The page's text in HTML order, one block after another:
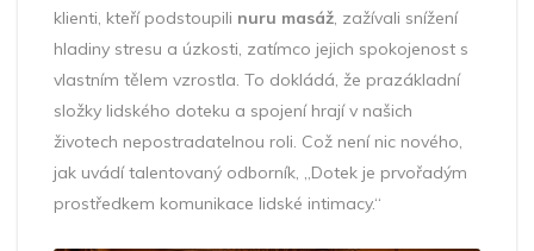
klienti, kteří podstoupili nuru masáž, zažívali snížení
hladiny stresu a úzkosti, zatímco jejich spokojenost s
vlastním tělem vzrostla. To dokládá, že prazákladní
složky lidského doteku a spojení hrají v našich
životech nepostradatelnou roli. Což není nic nového,
jak uvádí talentovaný odborník, „Dotek je prvořadým
prostředkem komunikace lidské intimacy.“